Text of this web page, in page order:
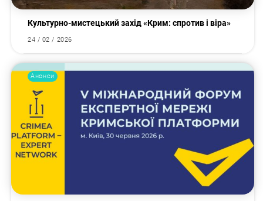
Культурно-мистецький захід «Крим: спротив і віра»
24 / 02 / 2026
Анонси